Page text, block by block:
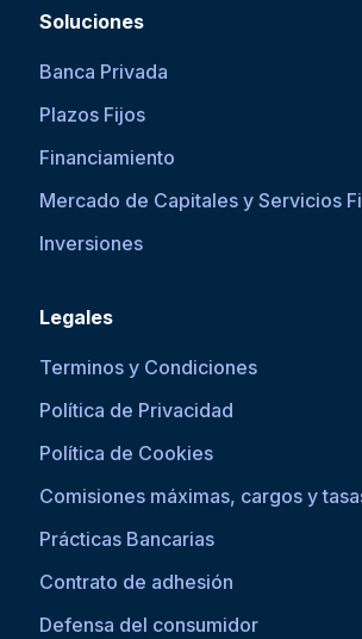
Soluciones
Banca Privada
Plazos Fijos
Financiamiento
Mercado de Capitales y Servicios
Inversiones
Legales
Terminos y Condiciones
Política de Privacidad
Política de Cookies
Comisiones máximas, cargos y
Prácticas Bancarias
Contrato de adhesión
Defensa del consumidor